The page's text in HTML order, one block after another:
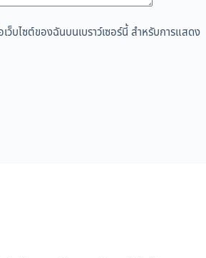
ว็บไซต์ของฉันบนเบราว์เซอร์นี้ สำหรับการแสดง